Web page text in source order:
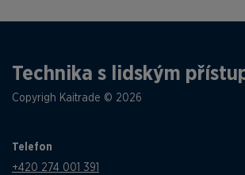
Technika s lidským
Copyrigh Kaitrade © 2026
Telefon
+420 274 001 391